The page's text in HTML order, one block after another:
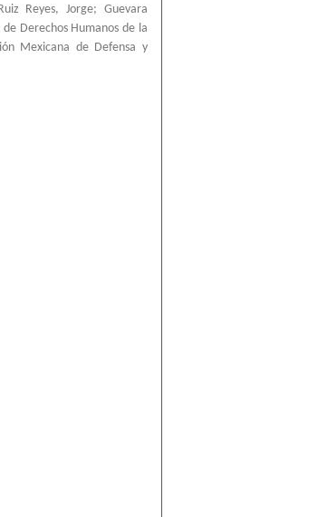
Ruiz Reyes, Jorge;Guevara
Derechos Humanos de la
Mexicana de Defensa y